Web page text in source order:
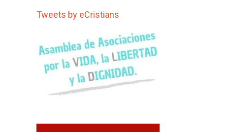
Tweets by eCristians